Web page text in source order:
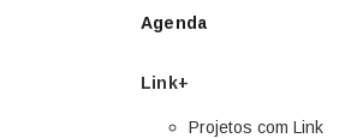
Agenda
Link+
Projetos com Link